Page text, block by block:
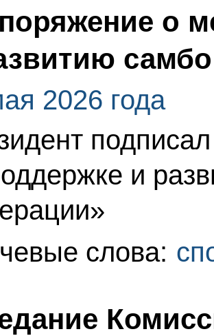
о
2026 года
и
слова: